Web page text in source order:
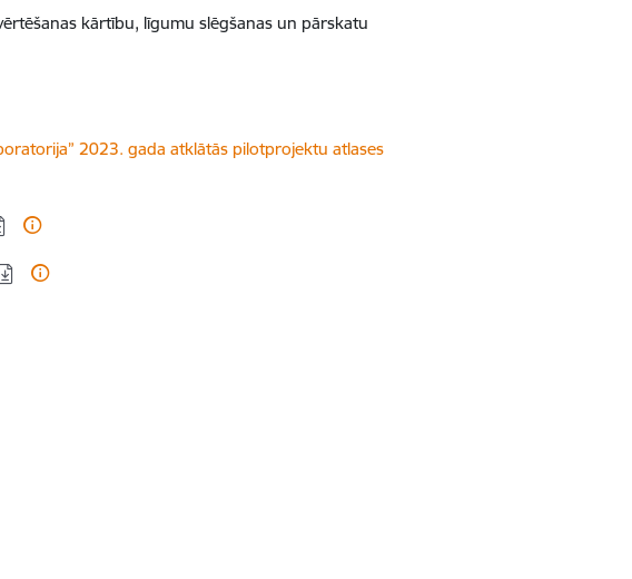
kārtību, līgumu slēgšanas un pārskatu
2023. gada atklātās pilotprojektu atlases